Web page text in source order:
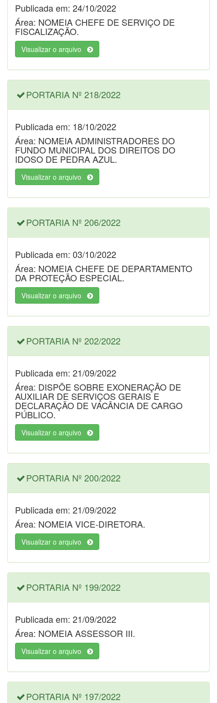
Publicada em: 24/10/2022
Área: NOMEIA CHEFE DE SERVIÇO DE
FISCALIZAÇÃO.
Visualizar o arquivo
PORTARIA Nº 218/2022
Publicada em: 18/10/2022
Área: NOMEIA ADMINISTRADORES DO
FUNDO MUNICIPAL DOS DIREITOS DO
IDOSO DE PEDRA AZUL.
Visualizar o arquivo
PORTARIA Nº 206/2022
Publicada em: 03/10/2022
Área: NOMEIA CHEFE DE DEPARTAMENTO
DA PROTEÇÃO ESPECIAL.
Visualizar o arquivo
PORTARIA Nº 202/2022
Publicada em: 21/09/2022
Área: DISPÕE SOBRE EXONERAÇÃO DE
AUXILIAR DE SERVIÇOS GERAIS E
DECLARAÇÃO DE VACÂNCIA DE CARGO
PÚBLICO.
Visualizar o arquivo
PORTARIA Nº 200/2022
Publicada em: 21/09/2022
Área: NOMEIA VICE-DIRETORA.
Visualizar o arquivo
PORTARIA Nº 199/2022
Publicada em: 21/09/2022
Área: NOMEIA ASSESSOR III.
Visualizar o arquivo
PORTARIA Nº 197/2022